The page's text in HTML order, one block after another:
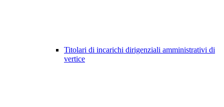
Titolari di incarichi dirigenziali amministrativi di
vertice